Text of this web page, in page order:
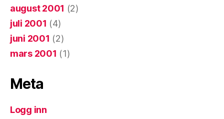
august 2001 (2)
juli 2001 (4)
juni 2001 (2)
mars 2001 (1)
Meta
Logg inn